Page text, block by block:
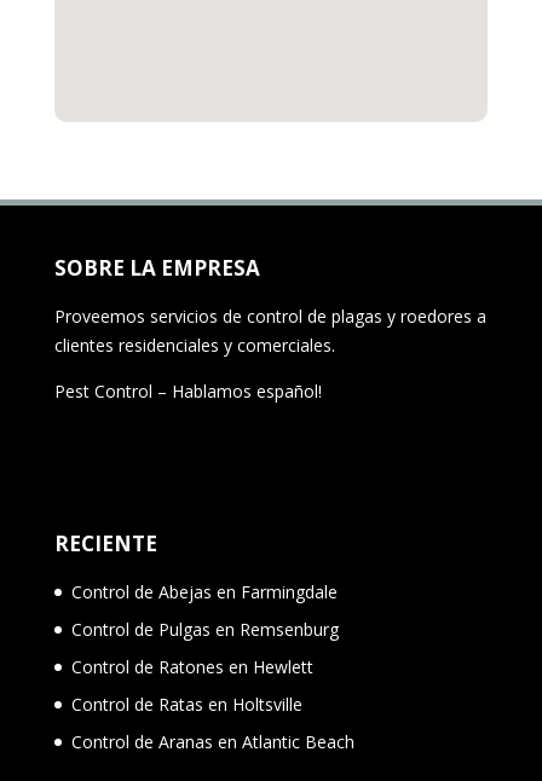
SOBRE LA EMPRESA
Proveemos servicios de control de plagas y roedores a
clientes residenciales y comerciales.
Pest Control – Hablamos español!
RECIENTE
Control de Abejas en Farmingdale
Control de Pulgas en Remsenburg
Control de Ratones en Hewlett
Control de Ratas en Holtsville
Control de Aranas en Atlantic Beach